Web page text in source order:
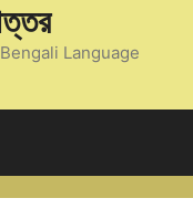
Language